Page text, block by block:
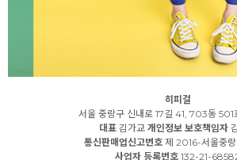
히피걸
서울 중랑구 신내로 17길 41, 703동 501
대표김가교 개인정보 보호책임자
통신판매업신고번호제 2016-서울중
사업자 등록번호 132-21-